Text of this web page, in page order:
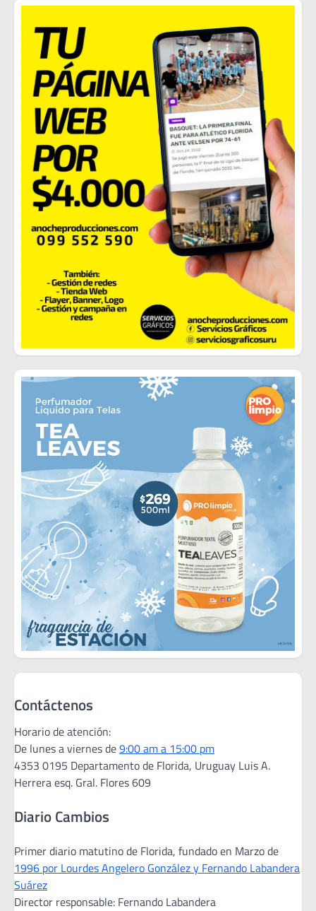
Contáctenos
Horario de atención:
De lunes a viernes de9:00 am a 15:00 pm
4353 0195 Departamento de Florida, Uruguay Luis A.
Herrera esq. Gral. Flores 609
Diario Cambios
Primer diario matutino de Florida, fundado en Marzo de
1996 por Lourdes Angelero González y Fernando Labandera
Suárez
Director responsable: Fernando Labandera